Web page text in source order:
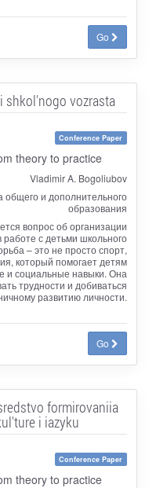
Go
shkol'nogo vozrasta
Conference Paper
theory to practice
Vladimir A. Bogoliubov
общего и дополнительного
образования
вопрос об организации
с детьми школьного
– это не просто спорт,
который помогает детям
и социальные навыки. Она
трудности и добиваться
развитию личности.
Go
formirovaniia
i iazyku
Conference Paper
theory to practice